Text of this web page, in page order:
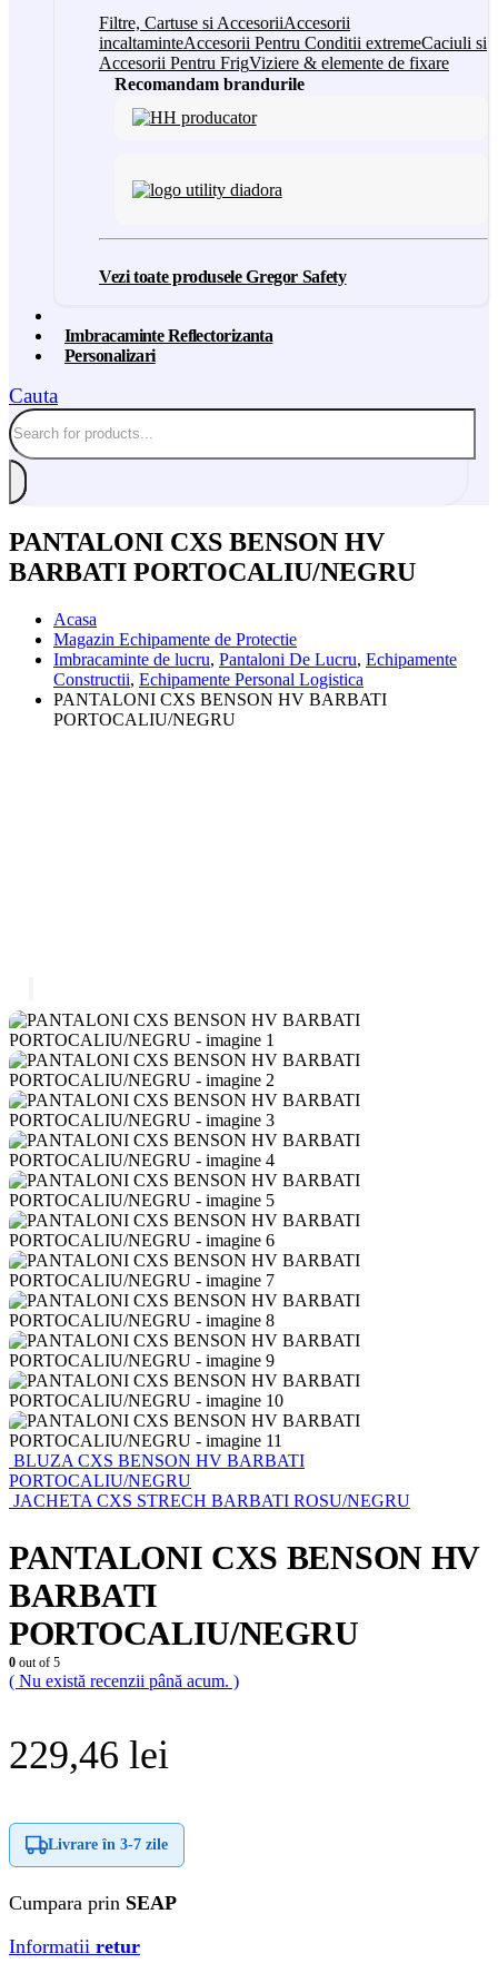
Filtre, Cartuse si AccesoriiAccesorii
incaltaminteAccesorii Pentru Conditii extremeCaciuli si
Accesorii Pentru FrigViziere & elemente de fixare
Recomandam brandurile
Vezi toate produsele Gregor Safety
Imbracaminte Reflectorizanta
Personalizari
Cauta
PANTALONI CXS BENSON HV
BARBATI PORTOCALIU/NEGRU
Acasa
Magazin Echipamente de Protectie
Imbracaminte de lucru, Pantaloni De Lucru, Echipamente
Constructii, Echipamente Personal Logistica
PANTALONI CXS BENSON HV BARBATI
PORTOCALIU/NEGRU
BLUZA CXS BENSON HV BARBATI
PORTOCALIU/NEGRU
JACHETA CXS STRECH BARBATI ROSU/NEGRU
PANTALONI CXS BENSON HV
BARBATI
PORTOCALIU/NEGRU
0 out of 5
( Nu există recenzii până acum. )
229,46 lei
Livrare în 3-7 zile
Cumpara prin SEAP
Informatii retur